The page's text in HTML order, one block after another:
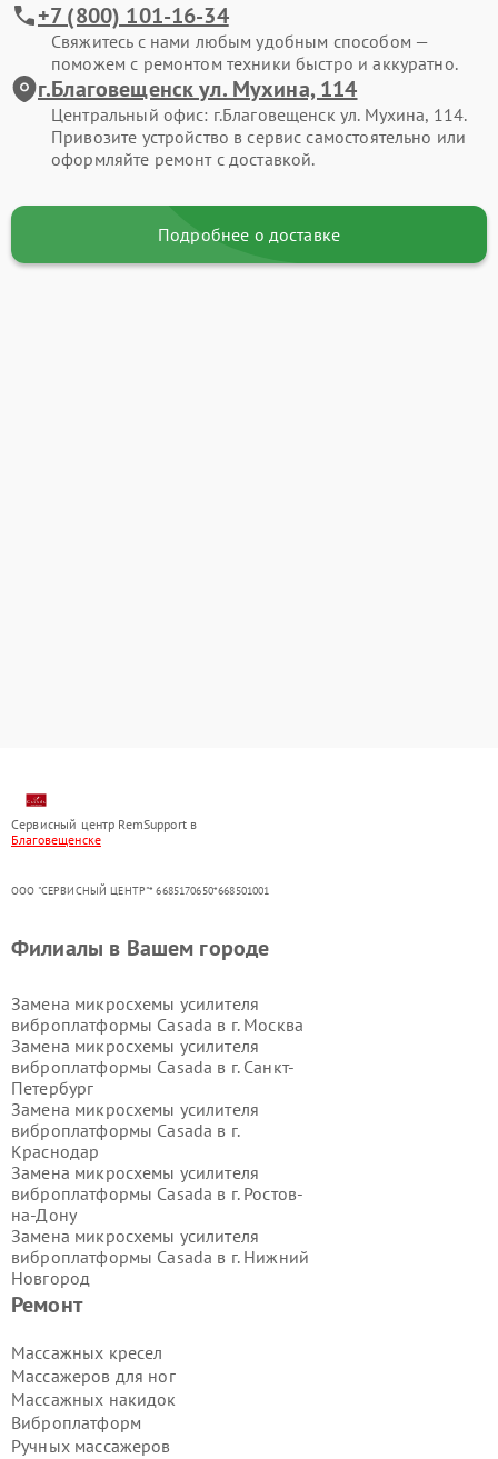
+7 (800) 101-16-34
Свяжитесь с нами любым удобным способом —
поможем с ремонтом техники быстро и аккуратно.
г.Благовещенск ул. Мухина, 114
Центральный офис: г.Благовещенск ул. Мухина, 114.
Привозите устройство в сервис самостоятельно или
оформляйте ремонт с доставкой.
Подробнее о доставке
Сервисный центр RemSupport в
Благовещенске
ООО "СЕРВИСНЫЙ ЦЕНТР"* 6685170650*668501001
Ремонт
Массажных кресел
Массажеров для ног
Массажных накидок
Виброплатформ
Ручных массажеров
Филиалы в Вашем городе
Замена микросхемы усилителя
виброплатформы Casada в г. Москва
Замена микросхемы усилителя
виброплатформы Casada в г. Санкт-
Петербург
Замена микросхемы усилителя
виброплатформы Casada в г.
Краснодар
Замена микросхемы усилителя
виброплатформы Casada в г. Ростов-
на-Дону
Замена микросхемы усилителя
виброплатформы Casada в г. Нижний
Новгород
Замена микросхемы усилителя
Новосибирск
Замена микросхемы усилителя
виброплатформы Casada в г.
Екатеринбург
Замена микросхемы усилителя
виброплатформы Casada в г.